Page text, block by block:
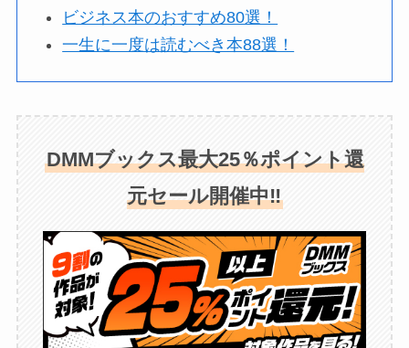
ビジネス本のおすすめ80選！
一生に一度は読むべき本88選！
DMMブックス最大25％ポイント還
元セール開催中‼